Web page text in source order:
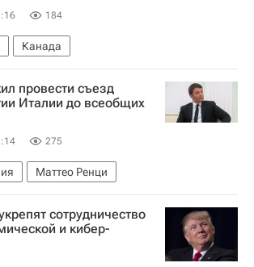
184
Канада
провести съезд
Италии до всеобщих
275
Маттео Ренци
сотрудничество
и кибер-